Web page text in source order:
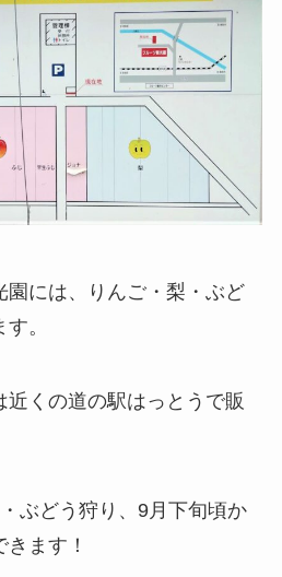
園には、りんご・梨・ぶど
。
近くの道の駅はっとうで販
ぶどう狩り、9月下旬頃か
ます！